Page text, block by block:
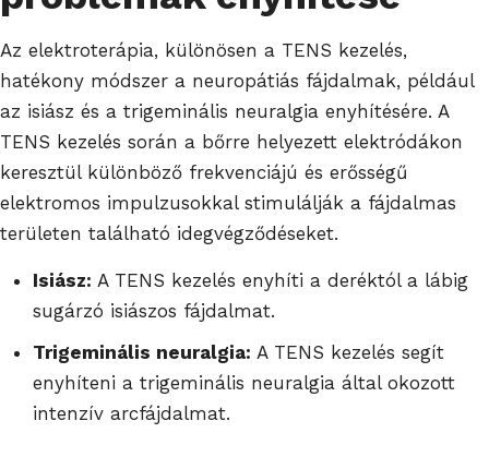
Az elektroterápia, különösen a TENS kezelés,
hatékony módszer a neuropátiás fájdalmak, például
az isiász és a trigeminális neuralgia enyhítésére. A
TENS kezelés során a bőrre helyezett elektródákon
keresztül különböző frekvenciájú és erősségű
elektromos impulzusokkal stimulálják a fájdalmas
területen található idegvégződéseket.
Isiász: A TENS kezelés enyhíti a deréktól a lábig
sugárzó isiászos fájdalmat.
Trigeminális neuralgia: A TENS kezelés segít
enyhíteni a trigeminális neuralgia által okozott
intenzív arcfájdalmat.